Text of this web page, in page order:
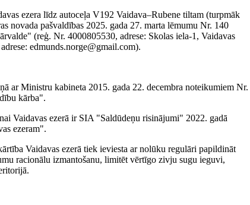
ezera līdz autoceļa V192 Vaidava–Rubene tiltam (turpmāk
novada pašvaldības 2025. gada 27. marta lēmumu Nr. 140
(reģ. Nr. 4000805530, adrese: Skolas iela-1, Vaidavas
edmunds.norge@gmail.com).
ar Ministru kabineta 2015. gada 22. decembra noteikumiem Nr.
kārba".
Vaidavas ezerā ir SIA "Saldūdeņu risinājumi" 2022. gadā
ezeram".
Vaidavas ezerā tiek ieviesta ar nolūku regulāri papildināt
racionālu izmantošanu, limitēt vērtīgo zivju sugu ieguvi,